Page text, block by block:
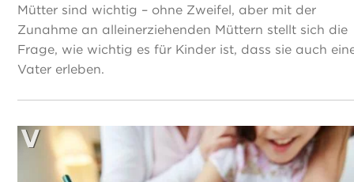
Mütter sind wichtig – ohne Zweifel, aber mit der
Zunahme an alleinerziehenden Müttern stellt sich die
Frage, wie wichtig es für Kinder ist, dass sie auch
Vater erleben.